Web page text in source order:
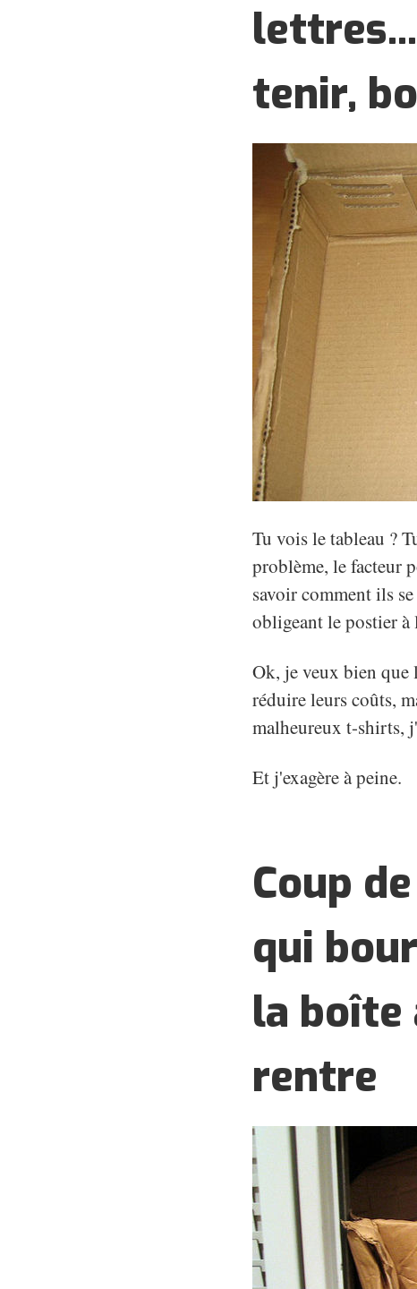
tenir,
Tu vois le tableau ?
problème, le facteur
savoir comment ils
obligeant le postier à
Ok, je veux bien que
réduire leurs coûts,
malheureux t-shirts,
Et j'exagère à peine.
Coup
qui
la boîte
rentre